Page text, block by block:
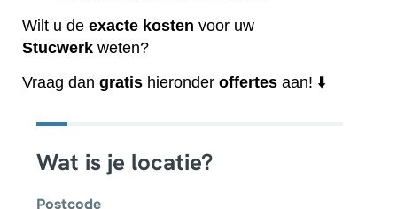
Wilt u de exacte kosten voor uw
Stucwerk weten?
Vraag dan gratis hieronder offertes aan! ⬇️